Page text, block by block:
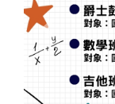
Previous